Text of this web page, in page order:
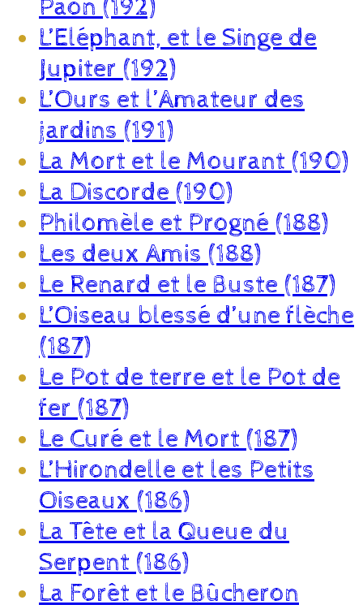
Paon (192)
L’Eléphant, et le Singe de
Jupiter (192)
L’Ours et l’Amateur des
jardins (191)
La Mort et le Mourant (190)
La Discorde (190)
Philomèle et Progné (188)
Les deux Amis (188)
Le Renard et le Buste (187)
L’Oiseau blessé d’une flèche
(187)
Le Pot de terre et le Pot de
fer (187)
Le Curé et le Mort (187)
L’Hirondelle et les Petits
Oiseaux (186)
La Tête et la Queue du
Serpent (186)
La Forêt et le Bûcheron